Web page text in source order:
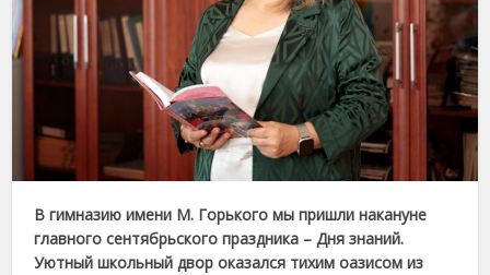
В гимназию имени М. Горького мы пришли накануне
главного сентябрьского праздника – Дня знаний.
Уютный школьный двор оказался тихим оазисом из